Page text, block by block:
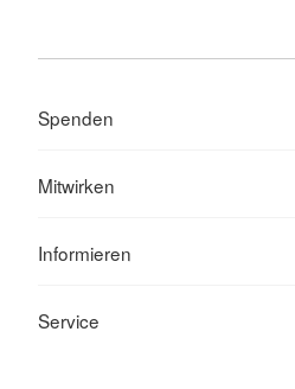
Spenden
Mitwirken
Informieren
Service